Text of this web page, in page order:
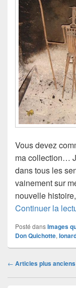
Vous devez
ma collection…
dans tous les
vainement sur
nouvelle
Continuer la
Posté dansImages
Don Quichotte,
Navigation
← Articles plus anciens